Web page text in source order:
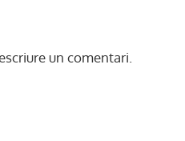
un comentari.